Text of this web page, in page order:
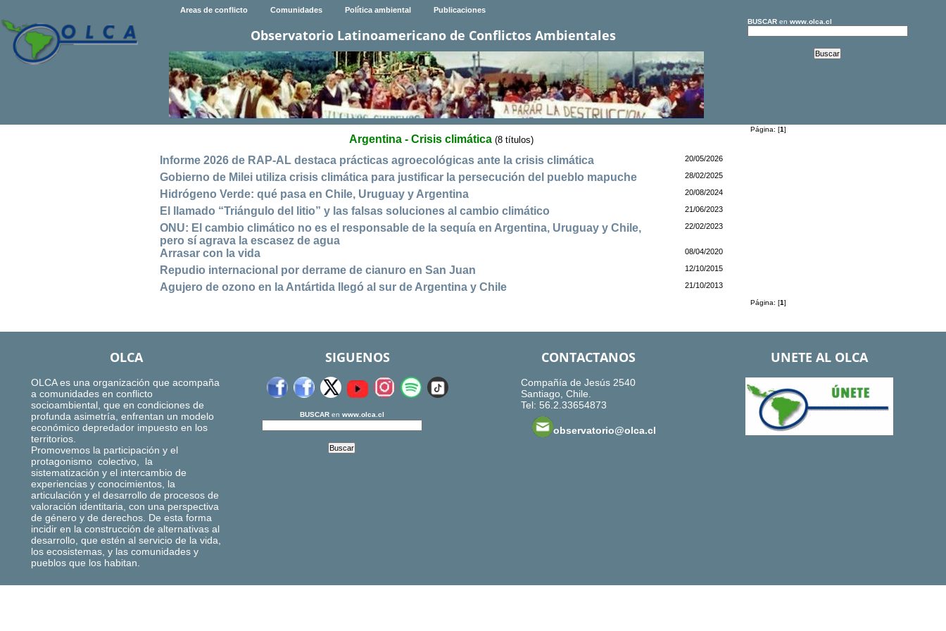
Areas de conflicto Comunidades Política ambiental Publicaciones
Observatorio Latinoamericano de Conflictos Ambientales
BUSCARen www.olca.cl
Página: [1]
Argentina - Crisis climática (8 títulos)
Informe 2026 de RAP-AL destaca prácticas agroecológicas ante la crisis climática 20/05/2026
Gobierno de Milei utiliza crisis climática para justificar la persecución del pueblo mapuche 28/02/2025
Hidrógeno Verde: qué pasa en Chile, Uruguay y Argentina 20/08/2024
El llamado “Triángulo del litio” y las falsas soluciones al cambio climático 21/06/2023
ONU: El cambio climático no es el responsable de la sequía en Argentina, Uruguay y Chile,
pero sí agrava la escasez de agua
22/02/2023
Arrasar con la vida 08/04/2020
Repudio internacional por derrame de cianuro en San Juan 12/10/2015
Agujero de ozono en la Antártida llegó al sur de Argentina y Chile 21/10/2013
Página: [1]
OLCA
OLCA es una organización que acompaña
a comunidades en conflicto
socioambiental, que en condiciones de
profunda asimetría, enfrentan un modelo
económico depredador impuesto en los
territorios.
Promovemos la participación y el
protagonismo colectivo, la
sistematización y el intercambio de
experiencias y conocimientos, la
articulación y el desarrollo de procesos de
valoración identitaria, con una perspectiva
de género y de derechos. De esta forma
incidir en la construcción de alternativas al
desarrollo, que estén al servicio de la vida,
los ecosistemas, y las comunidades y
pueblos que los habitan.
SIGUENOS
BUSCARen www.olca.cl
CONTACTANOS
Compañía de Jesús 2540
Santiago, Chile.
Tel: 56.2.33654873
observatorio@olca.cl
UNETE AL OLCA